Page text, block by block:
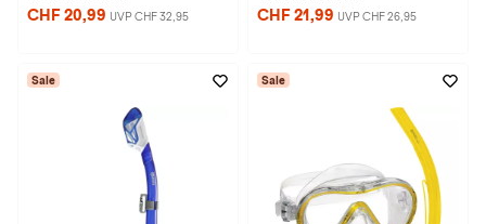
CHF 20,99 UVP CHF 32,95 CHF 21,99 UVP CHF 26,95
Sale Sale